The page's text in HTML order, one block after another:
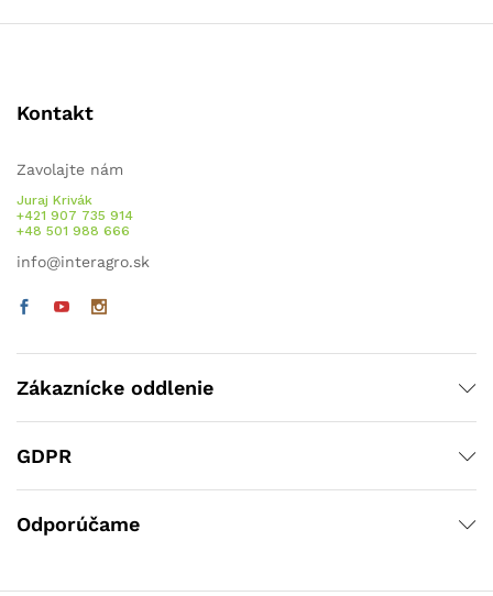
Kontakt
Zavolajte nám
Juraj Krivák
+421 907 735 914
+48 501 988 666
info@interagro.sk
Zákaznícke oddlenie
GDPR
Odporúčame